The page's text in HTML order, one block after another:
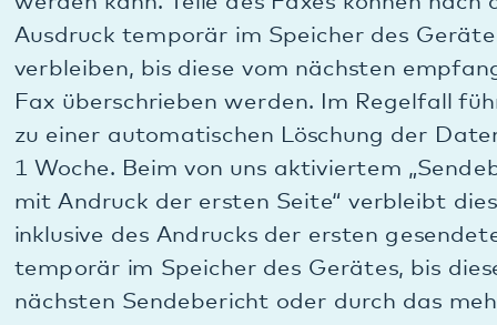
zu C.4.). Sie können sich hierfür per Post oder per
E-Mail an uns wenden (siehe oben zu A.). Mit dem
Widerspruch endet aber auch unsere Konversation.
Alle personenbezogenen Daten, die im Zuge der
Kontaktaufnahme gespeichert wurden, werden in
diesem Fall gelöscht, soweit ausgeschlossen ist,
dass sich aus der Konversation für uns
Anhaltspunkte für etwaige vertragsrechtliche
Gewährleistungs- oder Haftungsansprüche
ergeben können oder wir keine Ansprüche gegen
Sie haben. In allen anderen Fällen erfolgt eine